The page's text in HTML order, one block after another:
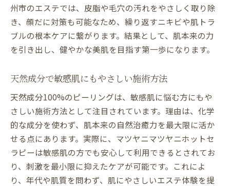
州市のエステでは、皮脂や毛穴の汚れをやさしく取り除
き、顔だに対策も可能なため、繰り返すニキビや肌トラ
ブルの根本ケアに繋がります。結果として、肌本来の力
を引き出し、健やかな美肌を目指す第一歩になります。
天然成分で敏感肌にもやさしい施術方法
天然成分100%のピーリングは、敏感肌に悩む方にもや
さしい施術方法として注目されています。理由は、化学
的な成分を使わず、肌本来の自然治癒力を最大限に活か
せる点にあります。実際に、マツヤニマツヤニホットセ
ラピーは敏感肌の方でも安心して利用できるとされてお
り、刺激を最小限に抑えたケアが可能です。これによ
り、年代や肌質を問わず、肌にやさしいエステ体験を提